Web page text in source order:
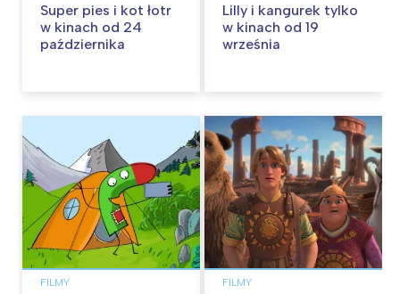
Super pies i kot łotr
w kinach od 24
października
Lilly i kangurek tylko
w kinach od 19
września
FILMY FILMY